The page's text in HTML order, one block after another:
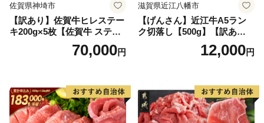
佐賀県神埼市
【訳あり】佐賀牛ヒレステー
キ200g×5枚【佐賀牛 ステー
キ ブランド肉 ヒレ肉 フィレ
肉 ジューシー ヘルシー】(H0
70,000円
滋賀県近江八幡市
【げんさん】近江牛A5ラン
ク切落し【500g】【訳あり】
12,000円